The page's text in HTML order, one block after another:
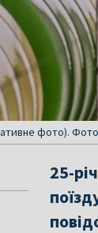
фото).
25-